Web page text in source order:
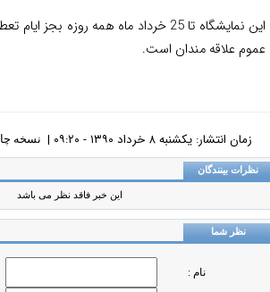
علاقه مندان است.
زمان انتشار: يکشنبه ٨ خرداد ١٣٩٠ - ٠٩:٢٠ | نسخه چاپي
بینندگان
این خبر فاقد نظر می باشد
نظر شما
نام :